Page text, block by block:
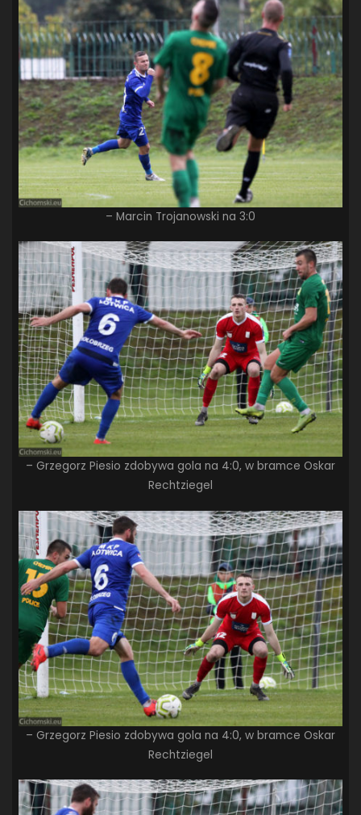
– Marcin Trojanowski na 3:0
– Grzegorz Piesio zdobywa gola na 4:0, w bramce Oskar
Rechtziegel
– Grzegorz Piesio zdobywa gola na 4:0, w bramce Oskar
Rechtziegel